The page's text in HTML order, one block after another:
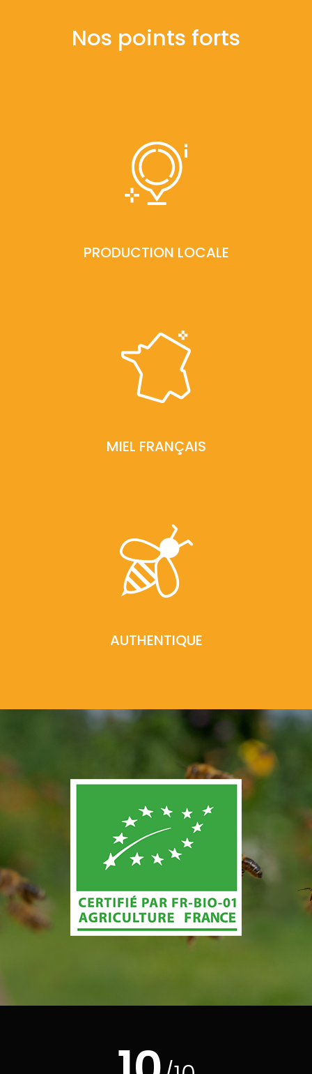
Nos points forts
PRODUCTION LOCALE
MIEL FRANÇAIS
AUTHENTIQUE